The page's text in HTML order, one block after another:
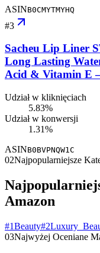
ASINB0CMYTMYHQ
#3
Sacheu Lip Liner
Long Lasting
Acid & Vitamin E
Udział w kliknięciach
5.83%
Udział w konwersji
1.31%
ASINB0BVPNQW1C
02Najpopularniejsze
Amazon
#1Beauty#2
03Najwyżej Oceniane